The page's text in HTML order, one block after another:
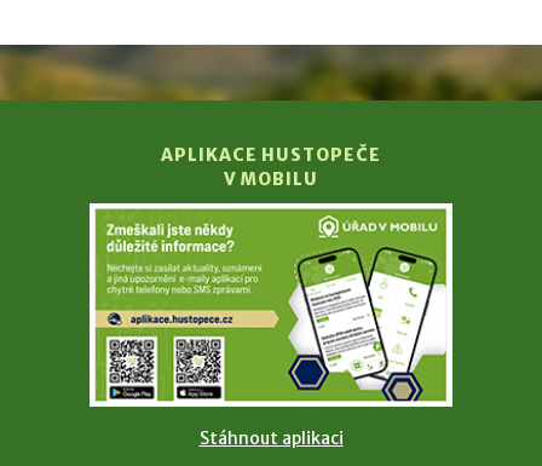
APLIKACE HUSTOPEČE
V MOBILU
Stáhnout aplikaci